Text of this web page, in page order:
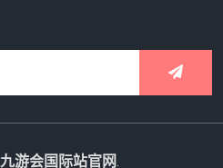
九游会国际站官网.